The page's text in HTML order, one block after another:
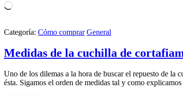
Cargando...
Categoría: Cómo comprar General
Medidas de la cuchilla de
Uno de los dilemas a la hora de buscar el repuesto de la
ésta. Sigamos el orden de medidas tal y como